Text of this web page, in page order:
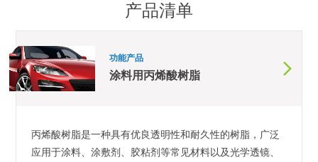
产品清单
功能产品
涂料用丙烯酸树脂
丙烯酸树脂是一种具有优良透明性和耐久性的树脂，广泛
应用于涂料、涂敷剂、胶粘剂等常见材料以及光学透镜、